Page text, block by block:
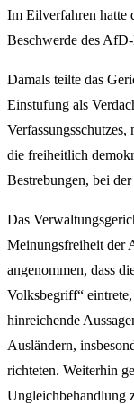
Im Eilverfahren hatte
Beschwerde des
Damals teilte das
Einstufung als
die freiheitlich
Bestrebungen, bei
Das
Meinungsfreiheit der
angenommen, dass
Volksbegriff“
hinreichende
Ausländern,
richteten. Weiterhin
Ungleichbehandlung